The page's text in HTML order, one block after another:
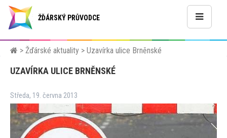
ŽĎÁRSKÝ PRŮVODCE
> Žďárské aktuality > Uzavírka ulice Brněnské
UZAVÍRKA ULICE BRNĚNSKÉ
Středa, 19. června 2013